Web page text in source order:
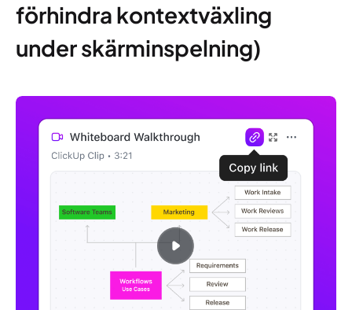
förhindra kontextväxling
under skärminspelning)